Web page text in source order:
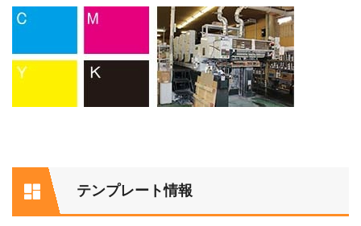
テンプレート情報